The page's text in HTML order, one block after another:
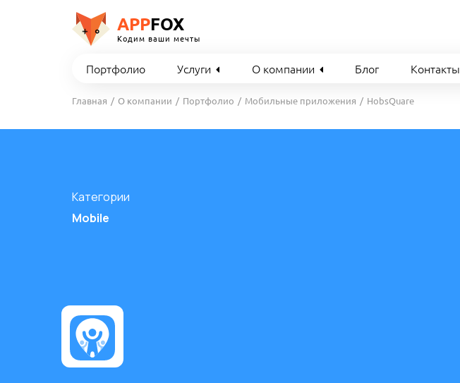
APPFOX
Кодим ваши мечты
Портфолио Услуги О компании Блог Контакты
Главная О компании Портфолио Мобильные приложения HobsQuare
Категории
Mobile